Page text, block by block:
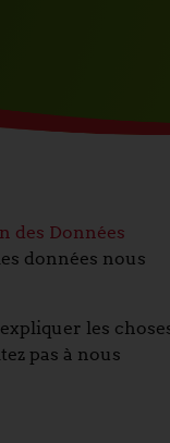
des Données
données nous
les
pas à nous